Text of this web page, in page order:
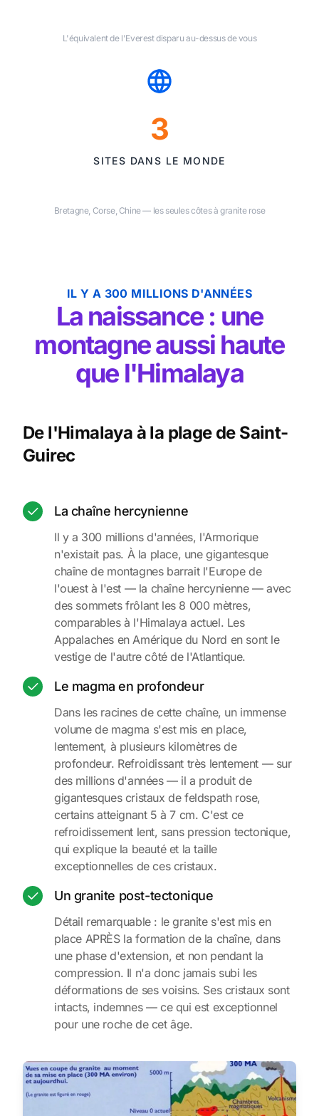
L'équivalent de l'Everest disparu au-dessus de vous
3
SITES DANS LE MONDE
Bretagne, Corse, Chine — les seules côtes à granite rose
IL Y A 300 MILLIONS D'ANNÉES
La naissance : une
montagne aussi haute
que l'Himalaya
De l'Himalaya à la plage de Saint-
Guirec
La chaîne hercynienne
Il y a 300 millions d'années, l'Armorique
n'existait pas. À la place, une gigantesque
chaîne de montagnes barrait l'Europe de
l'ouest à l'est — la chaîne hercynienne — avec
des sommets frôlant les 8 000 mètres,
comparables à l'Himalaya actuel. Les
Appalaches en Amérique du Nord en sont le
vestige de l'autre côté de l'Atlantique.
Le magma en profondeur
Dans les racines de cette chaîne, un immense
volume de magma s'est mis en place,
lentement, à plusieurs kilomètres de
profondeur. Refroidissant très lentement — sur
des millions d'années — il a produit de
gigantesques cristaux de feldspath rose,
certains atteignant 5 à 7 cm. C'est ce
refroidissement lent, sans pression tectonique,
qui explique la beauté et la taille
exceptionnelles de ces cristaux.
Un granite post-tectonique
Détail remarquable : le granite s'est mis en
place APRÈS la formation de la chaîne, dans
une phase d'extension, et non pendant la
compression. Il n'a donc jamais subi les
déformations de ses voisins. Ses cristaux sont
intacts, indemnes — ce qui est exceptionnel
pour une roche de cet âge.